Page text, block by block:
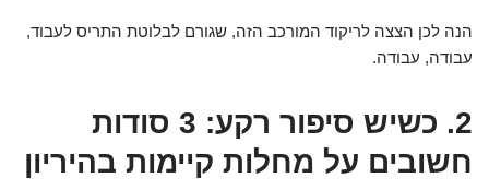
הנה לכן הצצה לריקוד המורכב הזה, שגורם לבלוטת התריס לעבוד,
עבודה, עבודה.
2. כשיש סיפור רקע: 3 סודות
חשובים על מחלות קיימות בהיריון